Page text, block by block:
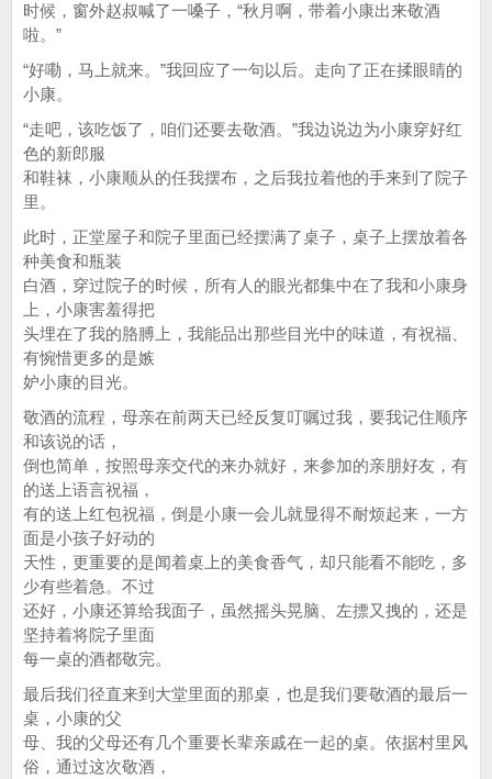
时候，窗外赵叔喊了一嗓子，“秋月啊，带着小康出来敬酒
啦。”
“好嘞，马上就来。”我回应了一句以后。走向了正在揉眼睛的
小康。
“走吧，该吃饭了，咱们还要去敬酒。”我边说边为小康穿好红
色的新郎服
和鞋袜，小康顺从的任我摆布，之后我拉着他的手来到了院子
里。
此时，正堂屋子和院子里面已经摆满了桌子，桌子上摆放着各
种美食和瓶装
白酒，穿过院子的时候，所有人的眼光都集中在了我和小康身
上，小康害羞得把
头埋在了我的胳膊上，我能品出那些目光中的味道，有祝福、
有惋惜更多的是嫉
妒小康的目光。
敬酒的流程，母亲在前两天已经反复叮嘱过我，要我记住顺序
和该说的话，
倒也简单，按照母亲交代的来办就好，来参加的亲朋好友，有
的送上语言祝福，
有的送上红包祝福，倒是小康一会儿就显得不耐烦起来，一方
面是小孩子好动的
天性，更重要的是闻着桌上的美食香气，却只能看不能吃，多
少有些着急。不过
还好，小康还算给我面子，虽然摇头晃脑、左摽又拽的，还是
坚持着将院子里面
每一桌的酒都敬完。
最后我们径直来到大堂里面的那桌，也是我们要敬酒的最后一
桌，小康的父
母、我的父母还有几个重要长辈亲戚在一起的桌。依据村里风
俗，通过这次敬酒，